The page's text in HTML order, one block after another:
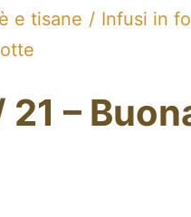
e tisane
Infusi in
21 –